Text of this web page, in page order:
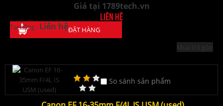
Giá tại 1789tech.vn
Liên hệ
Tại hãng : Liên hệĐẶT HÀNG
So sánh sản phẩm